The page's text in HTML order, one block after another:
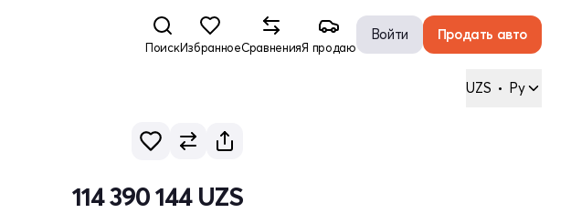
ПоискИзбранноеСравненияЯ продаю
Войти Продать авто
UZS • Ру
114 390 144 UZS